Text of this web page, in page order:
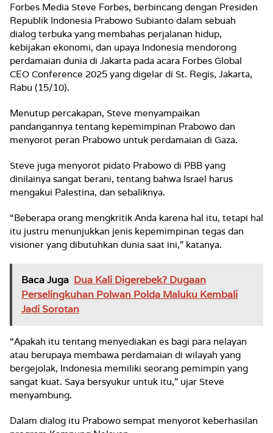
Forbes Media Steve Forbes, berbincang dengan Presiden
Republik Indonesia Prabowo Subianto dalam sebuah
dialog terbuka yang membahas perjalanan hidup,
kebijakan ekonomi, dan upaya Indonesia mendorong
perdamaian dunia di Jakarta pada acara Forbes Global
CEO Conference 2025 yang digelar di St. Regis, Jakarta,
Rabu (15/10).
Menutup percakapan, Steve menyampaikan
pandangannya tentang kepemimpinan Prabowo dan
menyorot peran Prabowo untuk perdamaian di Gaza.
Steve juga menyorot pidato Prabowo di PBB yang
dinilainya sangat berani, tentang bahwa Israel harus
mengakui Palestina, dan sebaliknya.
“Beberapa orang mengkritik Anda karena hal itu, tetapi hal
itu justru menunjukkan jenis kepemimpinan tegas dan
visioner yang dibutuhkan dunia saat ini,” katanya.
Baca Juga Dua Kali Digerebek? Dugaan
Perselingkuhan Polwan Polda Maluku Kembali
Jadi Sorotan
“Apakah itu tentang menyediakan es bagi para nelayan
atau berupaya membawa perdamaian di wilayah yang
bergejolak, Indonesia memiliki seorang pemimpin yang
sangat kuat. Saya bersyukur untuk itu,” ujar Steve
menyambung.
Dalam dialog itu Prabowo sempat menyorot keberhasilan